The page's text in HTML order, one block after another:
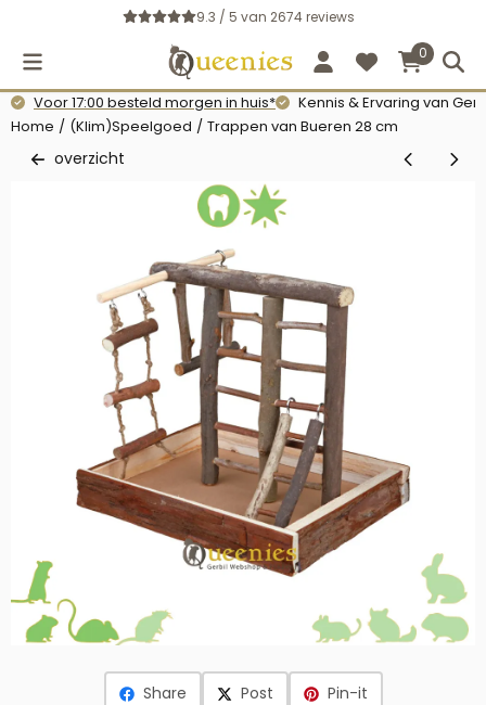
Cookievoorkeuren zijn momenteel gesloten.
9.3 / 5 van 2674reviews
0
Voor 17:00 besteld morgen in huis*
Kennis & Ervaring van
Home / (Klim)Speelgoed / Trappen van Bueren 28 cm
overzicht
Share Post Pin-it